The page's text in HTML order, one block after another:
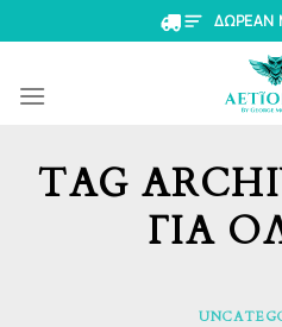
to
ΔΩΡΕΑΝ
TAG
ΓΙΑ